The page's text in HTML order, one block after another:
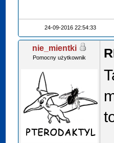
24-09-2016 22:54:33
nie_mientki
Pomocny użytkownik